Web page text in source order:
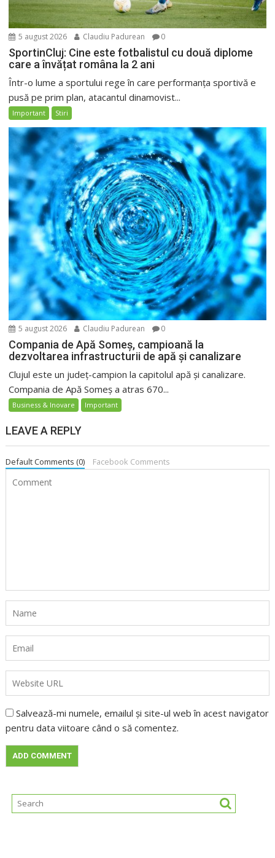
5 august 2026 Claudiu Padurean 0
SportinCluj: Cine este fotbalistul cu două diplome
care a învățat româna la 2 ani
Într-o lume a sportului rege în care performanța sportivă e
pusă pe prim plan, atacantul dinamovist...
Important Stiri
5 august 2026 Claudiu Padurean 0
Compania de Apă Someș, campioană la
dezvoltarea infrastructurii de apă și canalizare
Clujul este un județ-campion la capitolul apă și canalizare.
Compania de Apă Someș a atras 670...
Business & Inovare Important
LEAVE A REPLY
Default Comments (0) Facebook Comments
Salvează-mi numele, emailul și site-ul web în acest navigator
pentru data viitoare când o să comentez.